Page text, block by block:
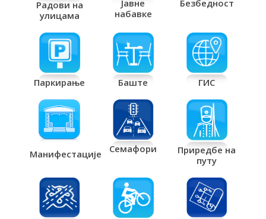
Радови на
улицама
Јавне
набавке
Безбедност
Паркирање Баште ГИС
Манифестације Семафори
Приредбе на
путу